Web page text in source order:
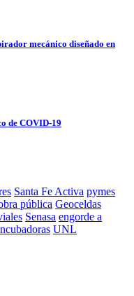
mecánico diseñado en
de COVID-19
Santa Fe Activa pymes
pública Geoceldas
Senasa engorde a
UNL